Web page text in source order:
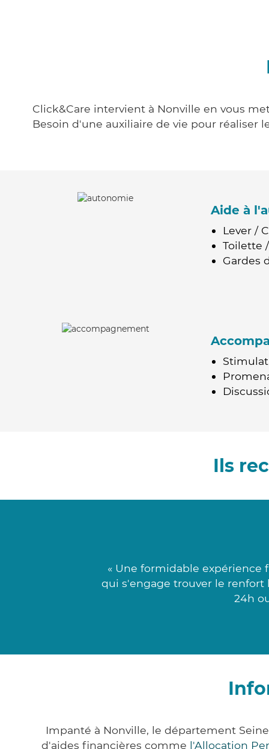
Click&Care intervient à Nonville en vous
Besoin d'une auxiliaire de vie pour réaliser
Aide à
Lever /
Toilette
Gardes
Ils
« Une formidable
qui s'engage trouver le renfort
24h
Impanté à Nonville, le département
d'aides financières comme l'Allocation